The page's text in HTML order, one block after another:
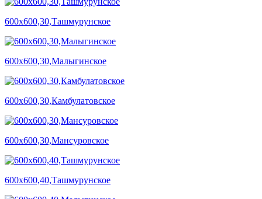
600х600,30,Ташмурунское
600х600,30,Малыгинское
600х600,30,Камбулатовское
600х600,30,Мансуровское
600х600,40,Ташмурунское